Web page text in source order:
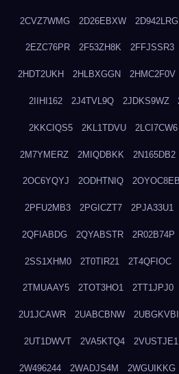
2CVZ7WMG 2D26EBXW 2D942LRG
2EZC76PR 2F53ZH8K 2FFJSSR3
2HDT2UKH 2HLBXGGN 2HMC2F0V
2IIHI162 2J4TVL9Q 2JDKS9WZ
2KKCIQS5 2KL1TDVU 2LCI7CW6
2M7YMERZ 2MIQDBKK 2N165DB2
2OC6YQYJ 2ODHTNIQ 2OYOC8EB
2PFU2MB3 2PGICZT7 2PJA33U1
2QFIABDG 2QYABSTR 2R02B74P
2SS1XHM0 2T0TIR21 2T4QFIOC
2TMUAAY5 2TOT3HO1 2TT1JPJ0
2U1JCAWR 2UABCBNW 2UBGKVBI
2UT1DWVT 2VA5KTQ4 2VUSTJE1
2W496244 2WADJS4M 2WGUIKKG